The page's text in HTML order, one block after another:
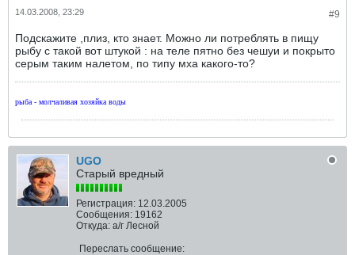
#9
14.03.2008, 23:29
Подскажите ,плиз, кто знает. Можно ли потреблять в пищу
рыбу с такой вот штукой : на теле пятно без чешуи и покрыто
серым таким налетом, по типу мха какого-то?
рыба - молчаливая хозяйка воды
UGO
Старый вредный
Регистрация: 12.03.2005
Сообщения: 19162
Откуда: а/г Лесной
Переслать сообщение: